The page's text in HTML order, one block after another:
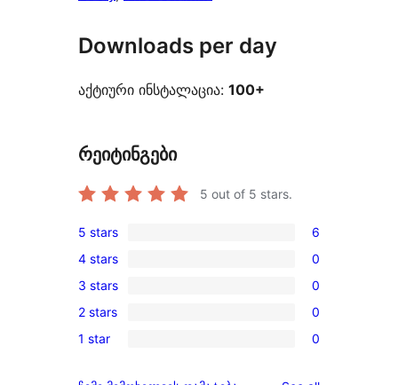
Downloads per day
აქტიური ინსტალაცია: 100+
რეიტინგები
5 out of 5 stars.
6
5-
star
reviews
5 stars 6
0
4-
star
reviews
4 stars 0
0
3-
star
3 stars 0
0
2-
2 stars 0
0
1 star 0